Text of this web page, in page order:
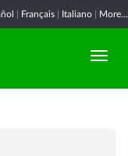
Français Italiano More...